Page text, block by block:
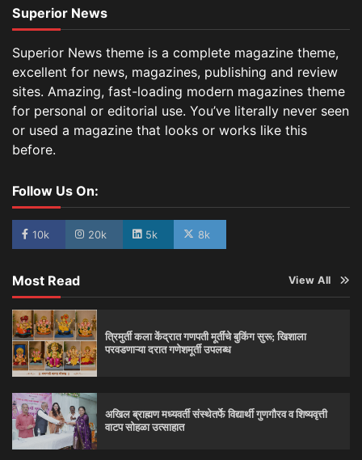
Superior News
Superior News theme is a complete magazine theme,
excellent for news, magazines, publishing and review
sites. Amazing, fast-loading modern magazines theme
for personal or editorial use. You’ve literally never seen
or used a magazine that looks or works like this
before.
Follow Us On:
10k 20k 5k 8k
Most Read View All
त्रिमुर्ती कला केंद्रात गणपती मूर्तींचे बुकिंग सुरू; खिशाला
परवडणाऱ्या दरात गणेशमूर्ती उपलब्ध
अखिल ब्राह्मण मध्यवर्ती संस्थेतर्फे विद्यार्थी गुणगौरव व शिष्यवृत्ती
वाटप सोहळा उत्साहात